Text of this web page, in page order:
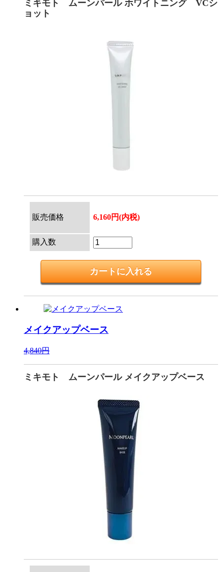
ミキモト ムーンパール ホワイトニング VCシ
ョット
販売価格 6,160円(内税)
購入数
メイクアップベース
4,840円
ミキモト ムーンパール メイクアップベース